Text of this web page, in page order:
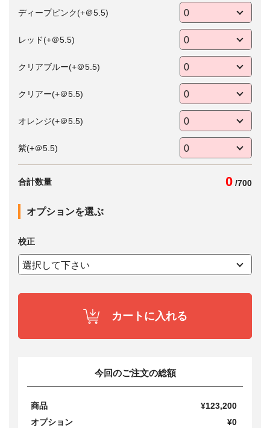
ディープピンク(+＠5.5)
レッド(+＠5.5)
クリアブルー(+＠5.5)
クリアー(+＠5.5)
オレンジ(+＠5.5)
紫(+＠5.5)
合計数量 0 /700
オプションを選ぶ
校正
カートに入れる
今回のご注文の総額
商品
¥123,200
オプション
¥0